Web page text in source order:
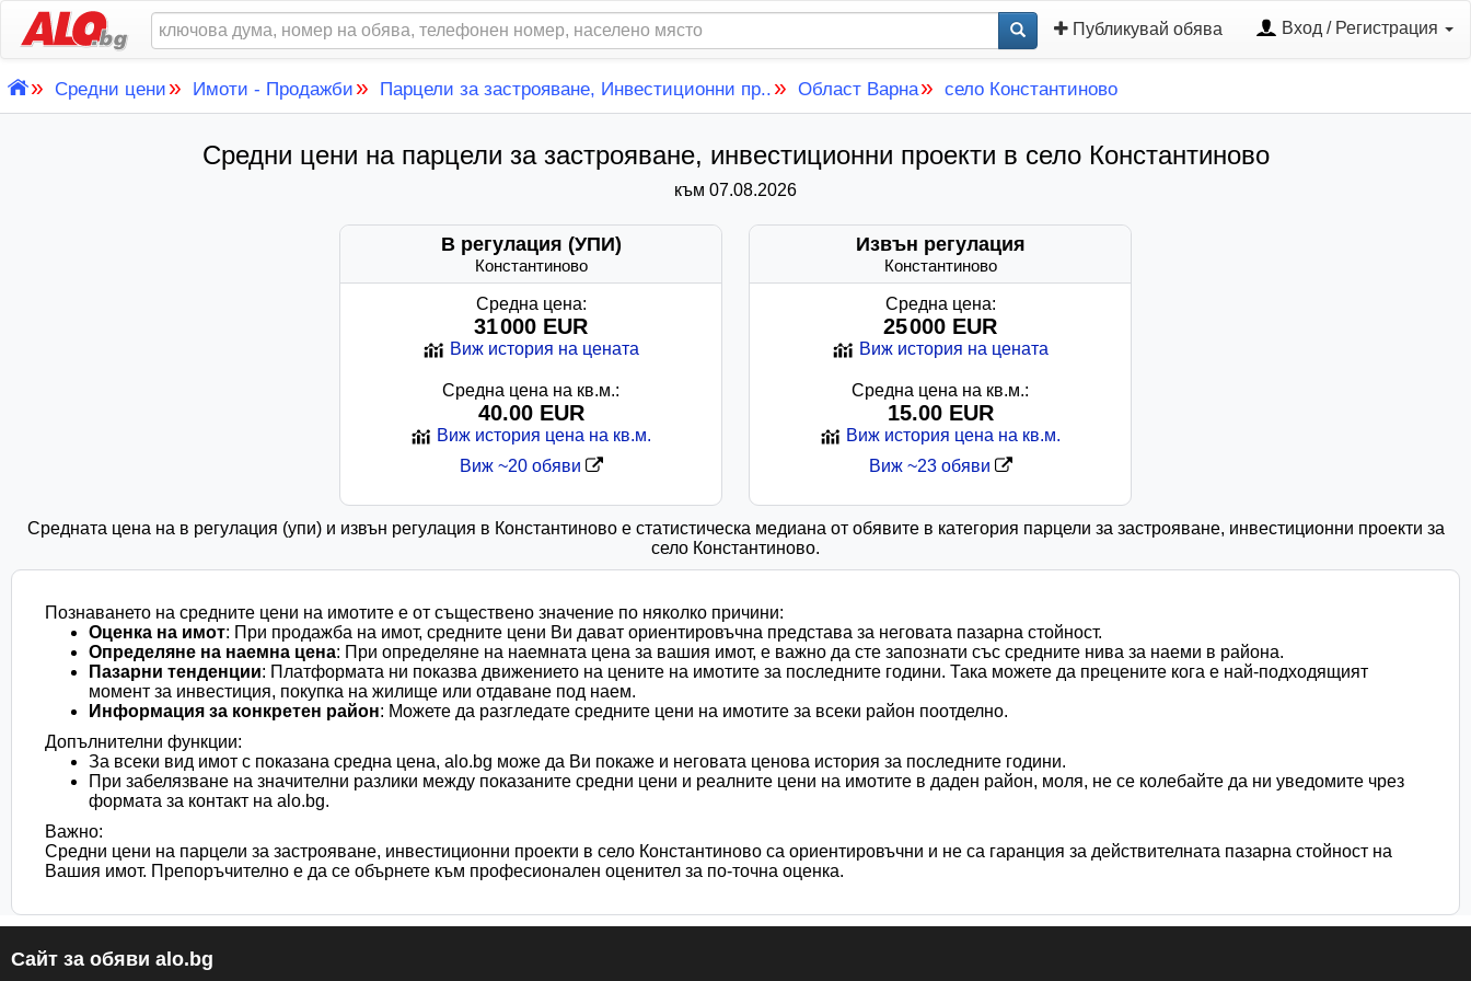
Публикувай обява Вход / Регистрация
» Средни цени » Имоти - Продажби » Парцели за застрояване, Инвестиционни пр.. » Област Варна» село Константиново
Средни цени на парцели за застрояване, инвестиционни проекти в село Константиново
към 07.08.2026
В регулация (УПИ)
Константиново
Средна цена:
31 000 EUR
Виж история на цената
Средна цена на кв.м.:
40.00 EUR
Виж история цена на кв.м.
Виж ~20 обяви
Извън регулация
Константиново
Средна цена:
25 000 EUR
Виж история на цената
Средна цена на кв.м.:
15.00 EUR
Виж история цена на кв.м.
Виж ~23 обяви
Средната цена на в регулация (упи) и извън регулация в Константиново е статистическа медиана от обявите в категория парцели за застрояване, инвестиционни проекти за
село Константиново.
Познаването на средните цени на имотите е от съществено значение по няколко причини:
Оценка на имот: При продажба на имот, средните цени Ви дават ориентировъчна представа за неговата пазарна стойност.
Определяне на наемна цена: При определяне на наемната цена за вашия имот, е важно да сте запознати със средните нива за наеми в района.
Пазарни тенденции: Платформата ни показва движението на цените на имотите за последните години. Така можете да прецените кога е най-подходящият
момент за инвестиция, покупка на жилище или отдаване под наем.
Информация за конкретен район: Можете да разгледате средните цени на имотите за всеки район поотделно.
Допълнителни функции:
За всеки вид имот с показана средна цена, alo.bg може да Ви покаже и неговата ценова история за последните години.
При забелязване на значителни разлики между показаните средни цени и реалните цени на имотите в даден район, моля, не се колебайте да ни уведомите чрез
формата за контакт на alo.bg.
Важно:
Средни цени на парцели за застрояване, инвестиционни проекти в село Константиново са ориентировъчни и не са гаранция за действителната пазарна стойност на
Вашия имот. Препоръчително е да се обърнете към професионален оценител за по-точна оценка.
Сайт за обяви alo.bg